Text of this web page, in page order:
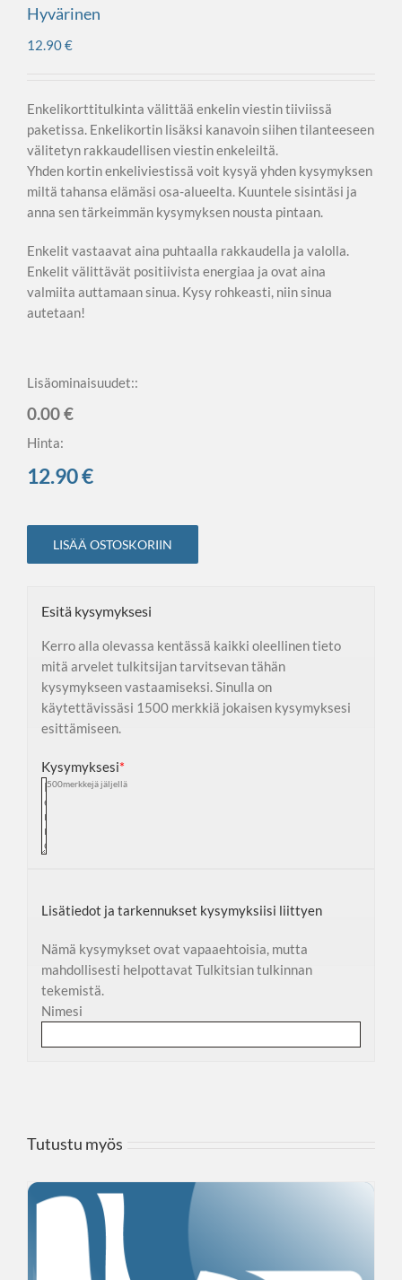
Hyvärinen
12.90€
Enkelikorttitulkinta välittää enkelin viestin tiiviissä
paketissa. Enkelikortin lisäksi kanavoin siihen tilanteeseen
välitetyn rakkaudellisen viestin enkeleiltä.
Yhden kortin enkeliviestissä voit kysyä yhden kysymyksen
miltä tahansa elämäsi osa-alueelta. Kuuntele sisintäsi ja
anna sen tärkeimmän kysymyksen nousta pintaan.
Enkelit vastaavat aina puhtaalla rakkaudella ja valolla.
Enkelit välittävät positiivista energiaa ja ovat aina
valmiita auttamaan sinua. Kysy rohkeasti, niin sinua
autetaan!
Lisäominaisuudet::
0.00 €
Hinta:
12.90€
LISÄÄ OSTOSKORIIN
Esitä kysymyksesi
Kerro alla olevassa kentässä kaikki oleellinen tieto
mitä arvelet tulkitsijan tarvitsevan tähän
kysymykseen vastaamiseksi. Sinulla on
käytettävissäsi 1500 merkkiä jokaisen kysymyksesi
esittämiseen.
*
Kysymyksesi
1500merkkejä jäljellä
Lisätiedot ja tarkennukset kysymyksiisi liittyen
Nämä kysymykset ovat vapaaehtoisia, mutta
mahdollisesti helpottavat Tulkitsian tulkinnan
tekemistä.
Nimesi
Tutustu myös